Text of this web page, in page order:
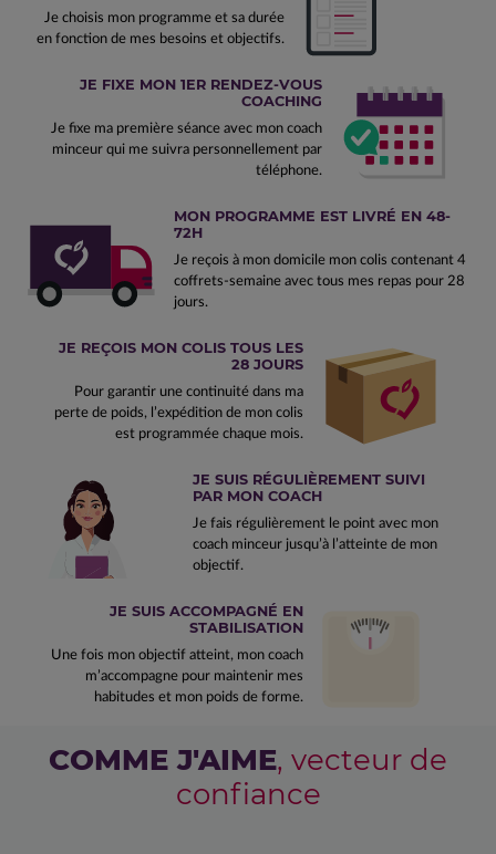
Je choisis mon programme et sa durée
en fonction de mes besoins et objectifs.
JE FIXE MON 1ER RENDEZ-VOUS
COACHING
Je fixe ma première séance avec mon coach
minceur qui me suivra personnellement par
téléphone.
MON PROGRAMME EST LIVRÉ EN 48-
72H
Je reçois à mon domicile mon colis contenant 4
coffrets-semaine avec tous mes repas pour 28
jours.
JE REÇOIS MON COLIS TOUS LES
28 JOURS
Pour garantir une continuité dans ma
perte de poids, l’expédition de mon colis
est programmée chaque mois.
JE SUIS RÉGULIÈREMENT SUIVI
PAR MON COACH
Je fais régulièrement le point avec mon
coach minceur jusqu’à l’atteinte de mon
objectif.
JE SUIS ACCOMPAGNÉ EN
STABILISATION
Une fois mon objectif atteint, mon coach
m’accompagne pour maintenir mes
habitudes et mon poids de forme.
COMME J'AIME, vecteur de
confiance